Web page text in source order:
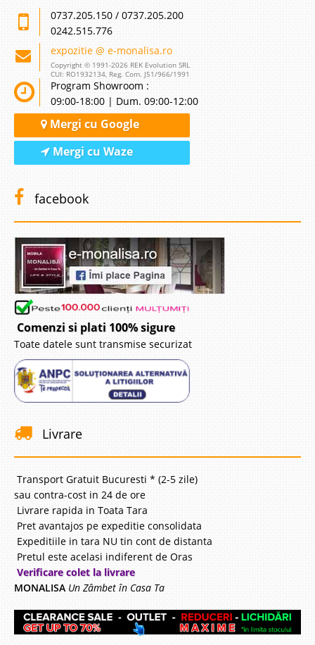
0737.205.150 / 0737.205.200
0242.515.776
expozitie @ e-monalisa.ro
Copyright © 1991-2026 REK Evolution SRL
CUI: RO1932134, Reg. Com. J51/966/1991
Program Showroom :
09:00-18:00 | Dum. 09:00-12:00
Mergi cu Google
Mergi cu Waze
facebook
Comenzi si plati 100% sigure
Toate datele sunt transmise securizat
Livrare
Transport Gratuit Bucuresti * (2-5 zile)
sau contra-cost in 24 de ore
Livrare rapida in Toata Tara
Pret avantajos pe expeditie consolidata
Expeditiile in tara NU tin cont de distanta
Pretul este acelasi indiferent de Oras
Verificare colet la livrare
MONALISA Un Zâmbet în Casa Ta